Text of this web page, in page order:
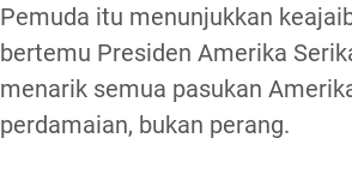
Pemuda itu menunjukkan
bertemu Presiden Amerika
menarik semua pasukan
perdamaian, bukan perang.